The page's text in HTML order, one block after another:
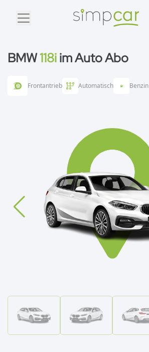
BMW118iim Auto Abo
Frontantrieb Automatisch Benzin